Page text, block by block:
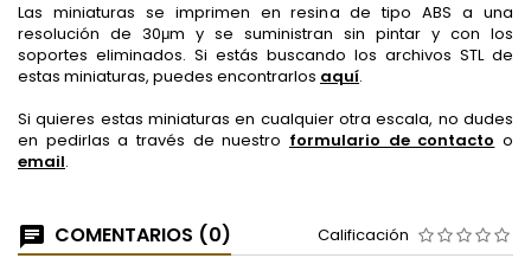
Las miniaturas se imprimen en resina de tipo ABS a una
resolución de 30μm y se suministran sin pintar y con los
soportes eliminados. Si estás buscando los archivos STL de
estas miniaturas, puedes encontrarlos aquí.
Si quieres estas miniaturas en cualquier otra escala, no dudes
en pedirlas a través de nuestro formulario de contacto o
email.
COMENTARIOS (0) Calificación